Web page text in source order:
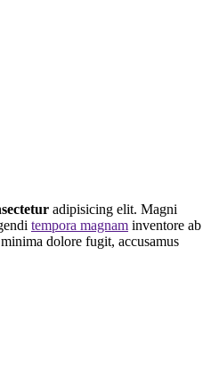
adipisicing elit. Magni
tempora magnam inventore ab
dolore fugit, accusamus